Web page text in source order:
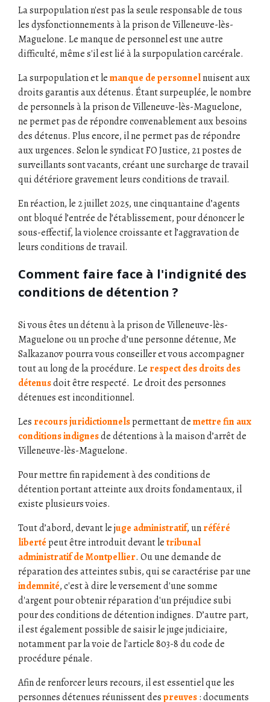
La surpopulation n'est pas la seule responsable de tous
les dysfonctionnements à la prison de Villeneuve-lès-
Maguelone. Le manque de personnel est une autre
difficulté, même s'il est lié à la surpopulation carcérale.
La surpopulation et lemanque de personnelnuisent aux
droits garantis aux détenus. Étant surpeuplée, le nombre
de personnels à la prison de Villeneuve-lès-Maguelone,
ne permet pas de répondre convenablement aux besoins
des détenus. Plus encore, il ne permet pas de répondre
aux urgences. Selon le syndicat FO Justice, 21 postes de
surveillants sont vacants, créant une surcharge de travail
qui détériore gravement leurs conditions de travail.
En réaction, le 2 juillet 2025, une cinquantaine d’agents
ont bloqué l’entrée de l’établissement, pour dénoncer le
sous-effectif, la violence croissante et l’aggravation de
leurs conditions de travail.
Comment faire face à l'indignité des
conditions de détention ?
Si vous êtes un détenu à la prison de Villeneuve-lès-
Maguelone ou un proche d’une personne détenue, Me
Salkazanov pourra vous conseiller et vous accompagner
tout au long de la procédure. Le respect des droits des
détenusdoit être respecté. Le droit des personnes
détenues est inconditionnel.
Les recours juridictionnelspermettant demettre fin aux
conditions indignesde détentions à la maison d’arrêt de
Villeneuve-lès-Maguelone.
Pour mettre fin rapidement à des conditions de
détention portant atteinte aux droits fondamentaux, il
existe plusieurs voies.
Tout d’abord, devant le juge administratif, unréféré
liberté peut être introduit devant letribunal
administratif de Montpellier. Ou une demande de
réparation des atteintes subis, qui se caractérise par une
indemnité, c'est à dire le versement d'une somme
d'argent pour obtenir réparation d'un préjudice subi
pour des conditions de détention indignes. D’autre part,
il est également possible de saisir le juge judiciaire,
notamment par la voie de l'article 803-8 du code de
procédure pénale.
Afin de renforcer leurs recours, il est essentiel que les
personnes détenues réunissent despreuves: documents